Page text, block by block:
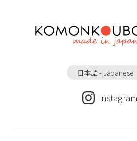
日本語 - Japanese
Instagram